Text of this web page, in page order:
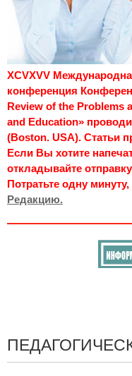
XCVXVV
конференция
Review of the Problems
and Education»
(Boston. USA). Статьи
Если Вы хотите
откладывайте
Потратьте одну минуту,
Редакцию.